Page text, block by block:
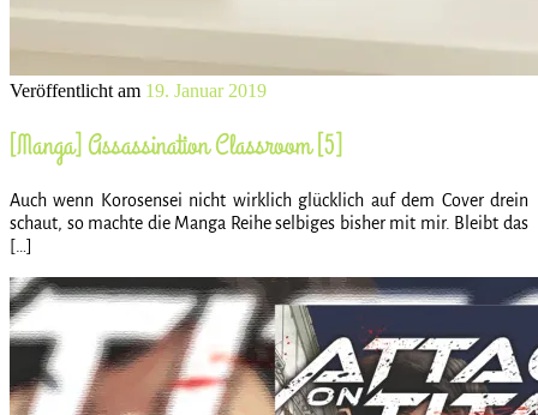
Veröffentlicht am 19. Januar 2019
[Manga] Assassination Classroom [5]
Auch wenn Korosensei nicht wirklich glücklich auf dem Cover drein
schaut, so machte die Manga Reihe selbiges bisher mit mir. Bleibt das
[…]